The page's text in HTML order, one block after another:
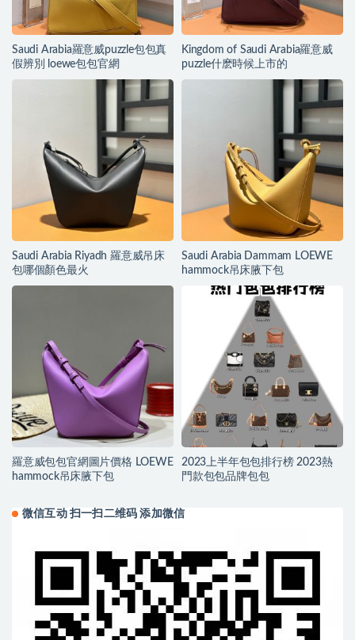
Saudi Arabia羅意威puzzle包包真
假辨別 loewe包包官網
Kingdom of Saudi Arabia羅意威
puzzle什麽時候上市的
Saudi Arabia Riyadh 羅意威吊床
包哪個顏色最火
Saudi Arabia Dammam LOEWE
hammock吊床腋下包
羅意威包包官網圖片價格 LOEWE
hammock吊床腋下包
2023上半年包包排行榜 2023熱
門款包包品牌包包
微信互动 扫一扫二维码 添加微信